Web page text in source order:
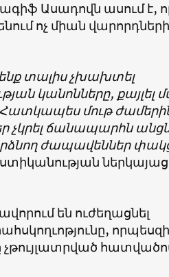
Ասադովն ասում է,
ոչ միան
տալիս չխախտել
կանոնները, քայլել
Հատկապես մութ
չկրել ճանապարհն
ժապավեններ
են ուժեղացնել